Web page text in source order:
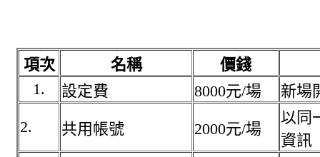
項次 名稱
價錢
1.
設定費 8000元/場
新場
2.
共用帳號 2000元/場
以同
資訊